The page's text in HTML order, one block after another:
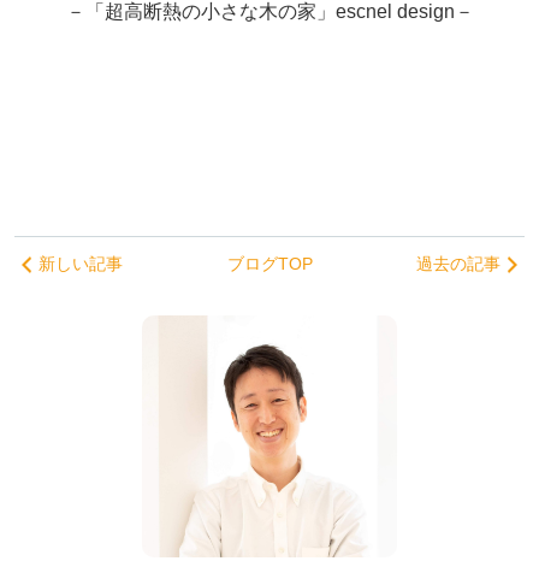
－「超高断熱の小さな木の家」escnel design－
新しい記事 ブログTOP 過去の記事